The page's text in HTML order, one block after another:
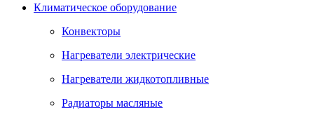
Климатическое оборудование
Конвекторы
Нагреватели электрические
Нагреватели жидкотопливные
Радиаторы масляные